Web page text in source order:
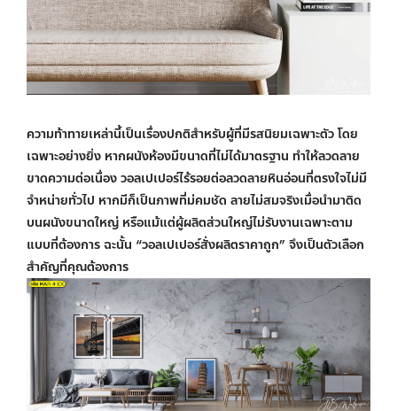
ความท้าทายเหล่านี้เป็นเรื่องปกติสำหรับผู้ที่มีรสนิยมเฉพาะตัว โดย
เฉพาะอย่างยิ่ง หากผนังห้องมีขนาดที่ไม่ได้มาตรฐาน ทำให้ลวดลาย
ขาดความต่อเนื่อง วอลเปเปอร์ไร้รอยต่อลวดลายหินอ่อนที่ตรงใจไม่มี
จำหน่ายทั่วไป หากมีก็เป็นภาพที่ม่คมชัด ลายไม่สมจริงเมื่อนำมาติด
บนผนังขนาดใหญ่ หรือแม้แต่ผู้ผลิตส่วนใหญ่ไม่รับงานเฉพาะตาม
แบบที่ต้องการ ฉะนั้น “วอลเปเปอร์สั่งผลิตราคาถูก” จึงเป็นตัวเลือก
สำคัญที่คุณต้องการ